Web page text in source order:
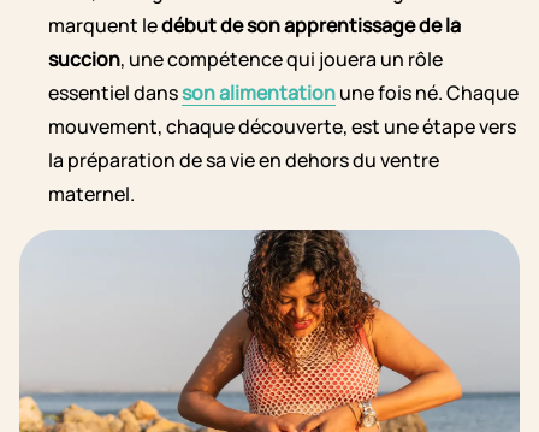
marquent ledébut de son apprentissage de la
succion, une compétence qui jouera un rôle
essentiel dansson alimentationune fois né. Chaque
mouvement, chaque découverte, est une étape vers
la préparation de sa vie en dehors du ventre
maternel.